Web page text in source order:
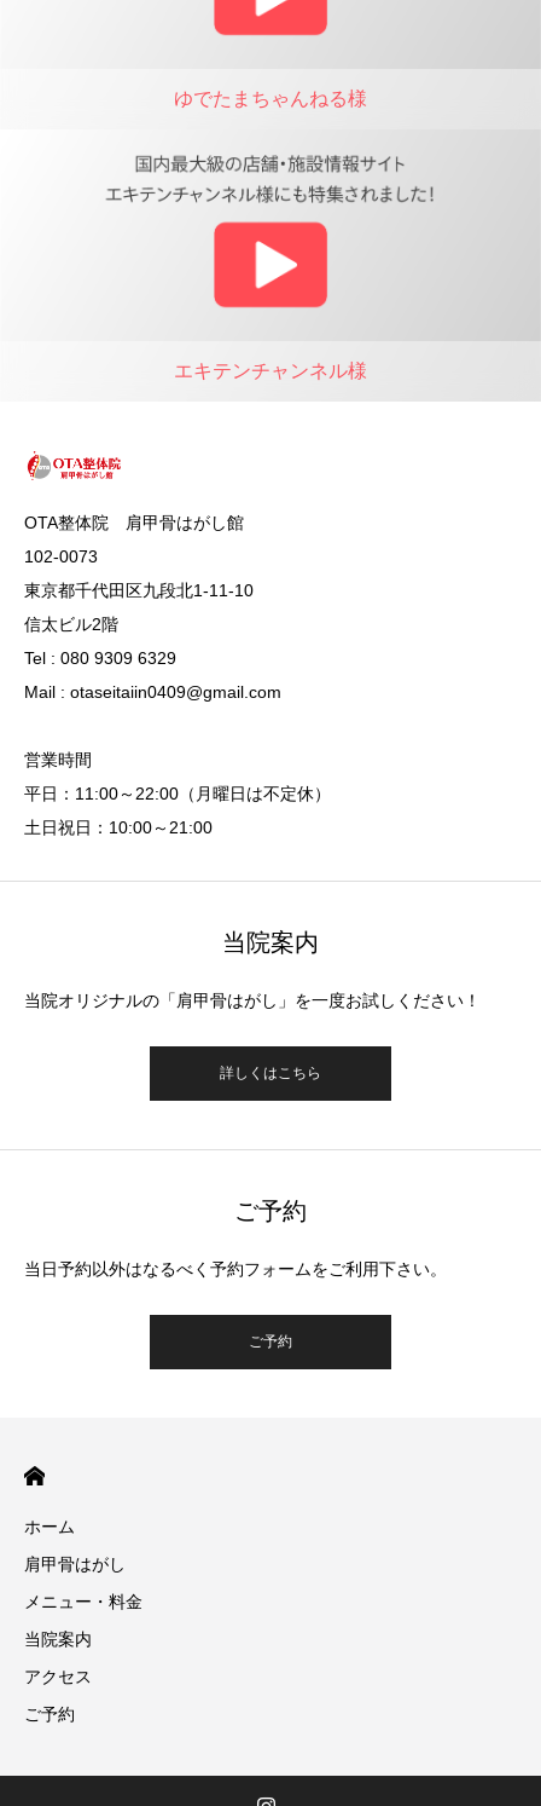
ゆでたまちゃんねる様
エキテンチャンネル様
OTA整体院 肩甲骨はがし館
102-0073
東京都千代田区九段北1‐11‐10
信太ビル2階
Tel : 080 9309 6329
Mail : otaseitaiin0409@gmail.com
営業時間
平日：11:00～22:00（月曜日は不定休）
土日祝日：10:00～21:00
当院案内
当院オリジナルの「肩甲骨はがし」を一度お試しください！
詳しくはこちら
ご予約
当日予約以外はなるべく予約フォームをご利用下さい。
ご予約
ホーム
肩甲骨はがし
メニュー・料金
当院案内
アクセス
ご予約